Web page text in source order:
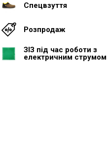
Спецвзуття
Розпродаж
ЗІЗ під час роботи з
електричним струмом